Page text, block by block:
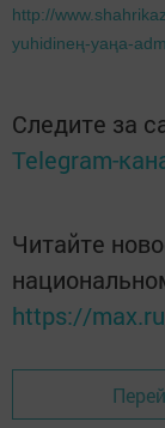
http://
yuhidineң-yaңa-
Следите за
Telegram-
Читайте
https://